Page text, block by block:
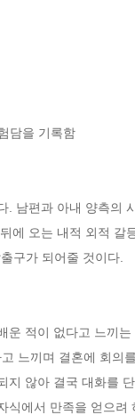
담을 기록함
. 남편과 아내 양측의
에 오는 내적 외적
구가 되어줄 것이다.
운 적이 없다고 느끼는
느끼며 결혼에 회의
지 않아 결국 대화를
식에서 만족을 얻으려